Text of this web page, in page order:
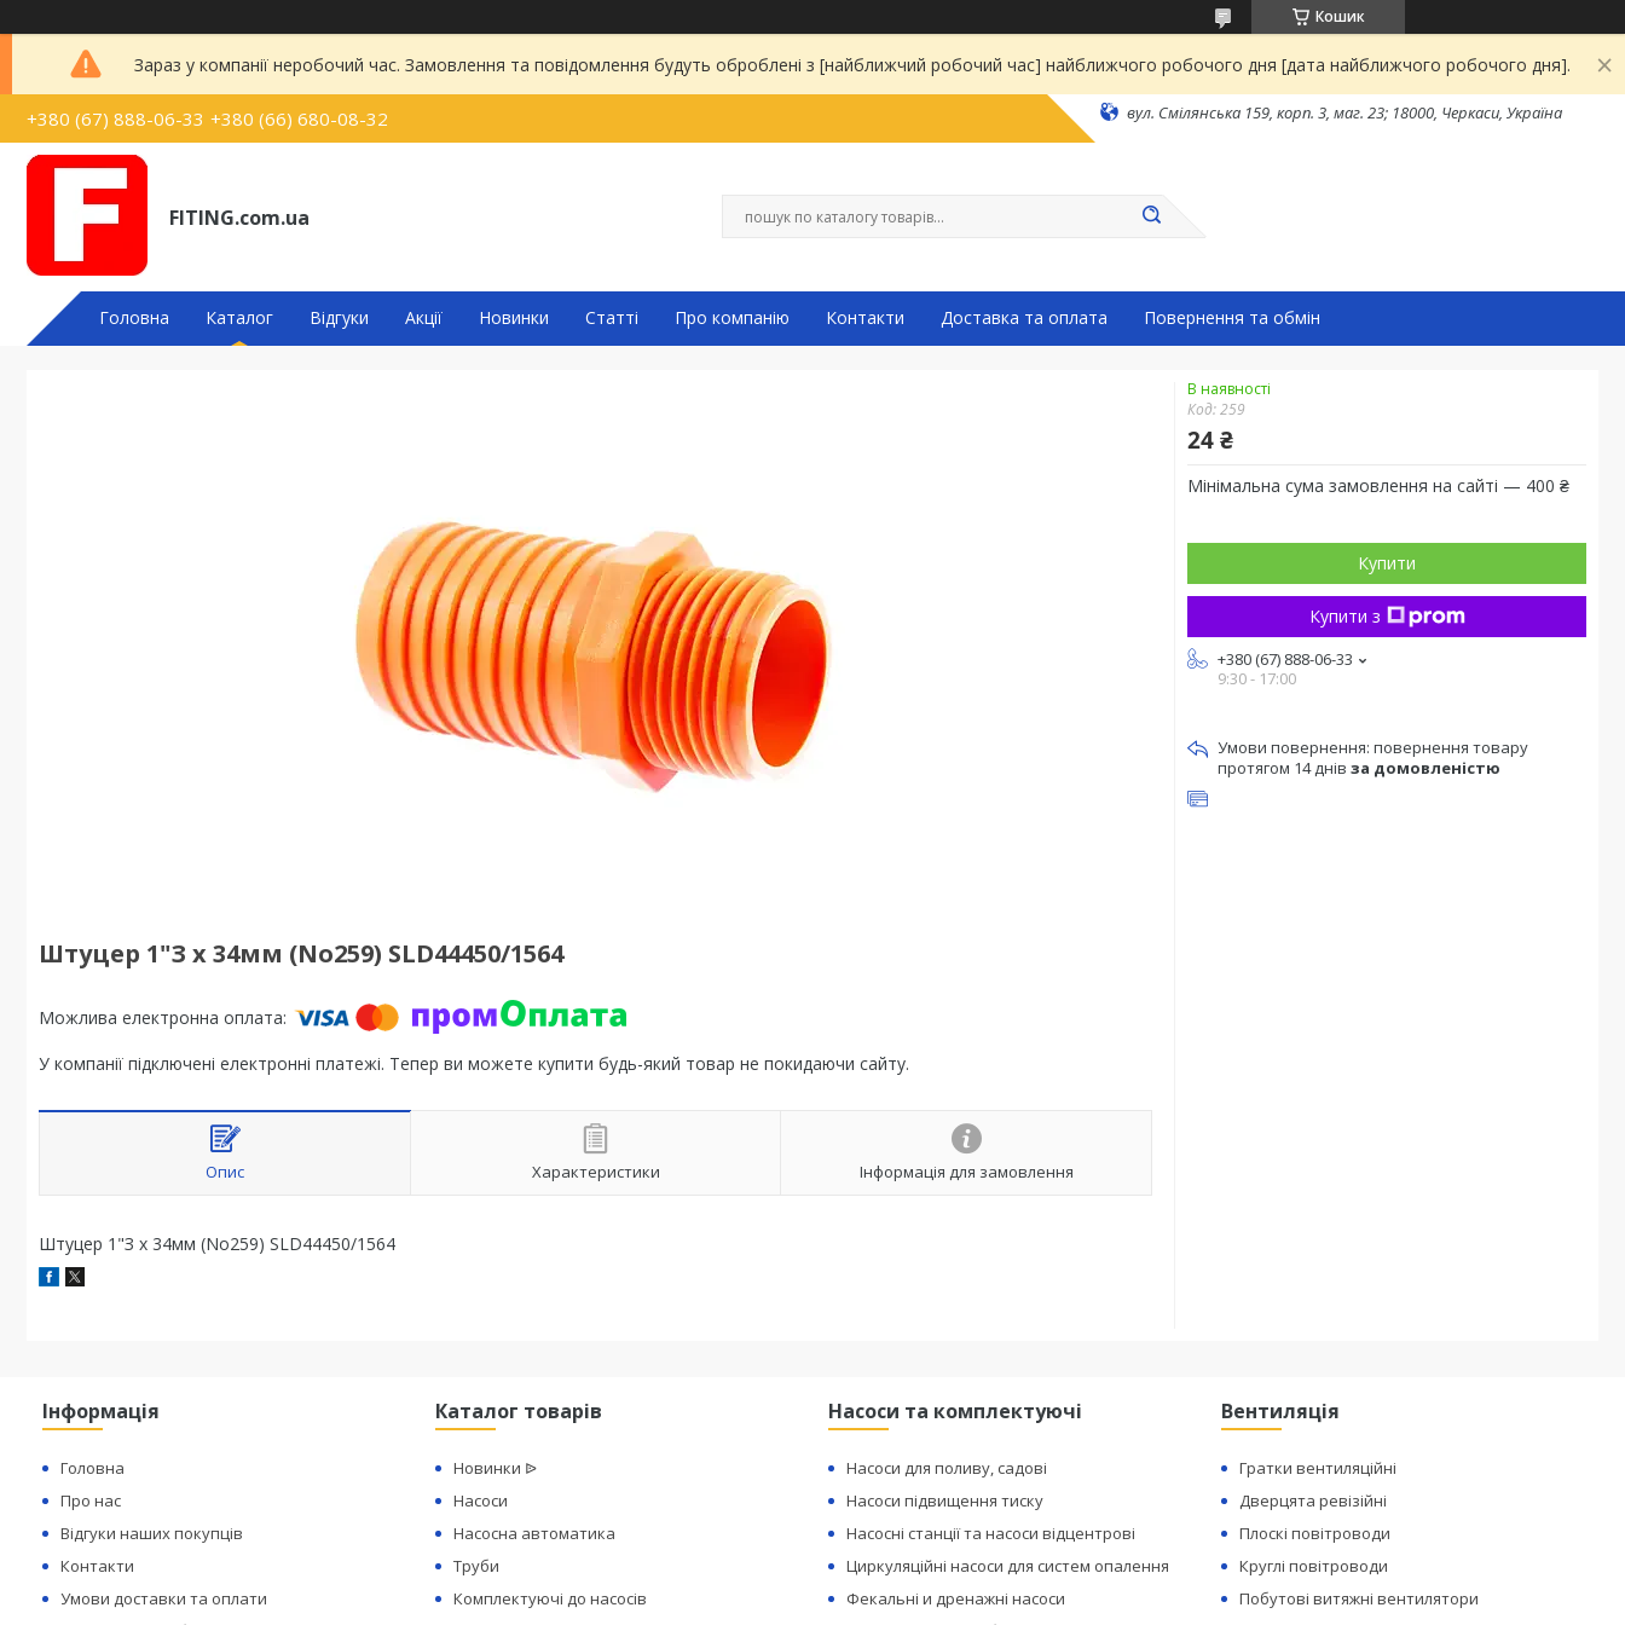
Кошик
Зараз у компанії неробочий час. Замовлення та повідомлення будуть оброблені з [найближчий робочий час] найближчого робочого дня [дата найближчого робочого дня].
+380 (67) 888-06-33 +380 (66) 680-08-32 вул. Смілянська 159, корп. 3, маг. 23; 18000, Черкаси, Україна
FITING.com.ua
Головна Каталог Відгуки Акції Новинки Статті Про компанію Контакти Доставка та оплата Повернення та обмін
Штуцер 1"З х 34мм (No259) SLD44450/1564
У компанії підключені електронні платежі. Тепер ви можете купити будь-який товар не покидаючи сайту.
Опис Характеристики Інформація для замовлення
Штуцер 1"З х 34мм (No259) SLD44450/1564
В наявності
Код:259
24 ₴
Мінімальна сума замовлення на сайті — 400 ₴
Купити
Купити з
+380 (67) 888-06-33
9:30 - 17:00
повернення товару
протягом 14 днів за домовленістю
Інформація
Головна
Про нас
Відгуки наших покупців
Контакти
Умови доставки та оплати
Каталог товарів
Новинки ᐉ
Насоси
Насосна автоматика
Труби
Комплектуючі до насосів
Насоси та комплектуючі
Насоси для поливу, садові
Насоси підвищення тиску
Насосні станції та насоси відцентрові
Циркуляційні насоси для систем опалення
Фекальні и дренажні насоси
Вентиляція
Гратки вентиляційні
Дверцята ревізійні
Плоскі повітроводи
Круглі повітроводи
Побутові витяжні вентилятори